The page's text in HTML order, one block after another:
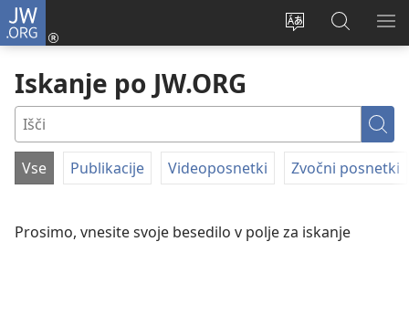
JW.ORG
Spremeni
Prijava
(odpre
Iskanje
Iskanje po JW.ORG
Išči
FILTRIRANJE
Vse Publikacije Videoposnetki Zvočni posnetki
Prosimo, vnesite svoje besedilo v polje za iskanje